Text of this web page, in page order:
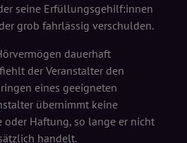
seine Erfüllungsgehilf:innen
grob fahrlässig verschulden.
dauerhaft
der Veranstalter den
eines geeigneten
übernimmt keine
oder Haftung, so lange er nicht
handelt.